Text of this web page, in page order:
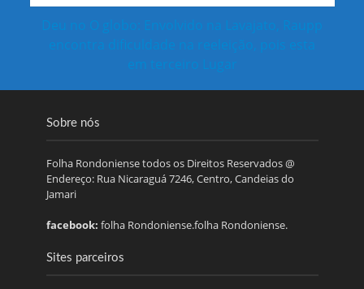
Deu no O globo: Envolvido na Lavajato, Raupp
encontra dificuldade na reeleição, pois esta
em terceiro Lugar
Sobre nós
Folha Rondoniense todos os Direitos Reservados @
Endereço: Rua Nicaraguá 7246, Centro, Candeias do
Jamari
facebook: folha Rondoniense.folha Rondoniense.
Sites parceiros